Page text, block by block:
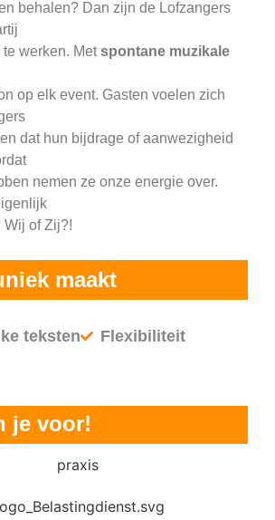
behalen? Dan zijn de Lofzangers
werken. Metspontane muzikale
op elk event. Gasten voelen zich
dat hun bijdrage of aanwezigheid
nemen ze onze energie over.
Wij of Zij?!
maakt
teksten
Flexibiliteit
je voor!